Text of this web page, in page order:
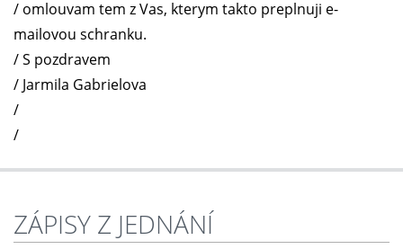
/ omlouvam tem z Vas, kterym takto preplnuji e-
mailovou schranku.
/ S pozdravem
/ Jarmila Gabrielova
/
/
ZÁPISY Z JEDNÁNÍ